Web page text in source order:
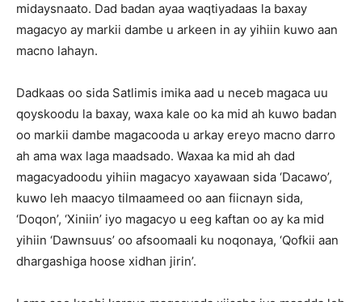
midaysnaato. Dad badan ayaa waqtiyadaas la baxay
magacyo ay markii dambe u arkeen in ay yihiin kuwo aan
macno lahayn.
Dadkaas oo sida Satlimis imika aad u neceb magaca uu
qoyskoodu la baxay, waxa kale oo ka mid ah kuwo badan
oo markii dambe magacooda u arkay ereyo macno darro
ah ama wax laga maadsado. Waxaa ka mid ah dad
magacyadoodu yihiin magacyo xayawaan sida ‘Dacawo’,
kuwo leh maacyo tilmaameed oo aan fiicnayn sida,
‘Doqon’, ‘Xiniin’ iyo magacyo u eeg kaftan oo ay ka mid
yihiin ‘Dawnsuus’ oo afsoomaali ku noqonaya, ‘Qofkii aan
dhargashiga hoose xidhan jirin’.